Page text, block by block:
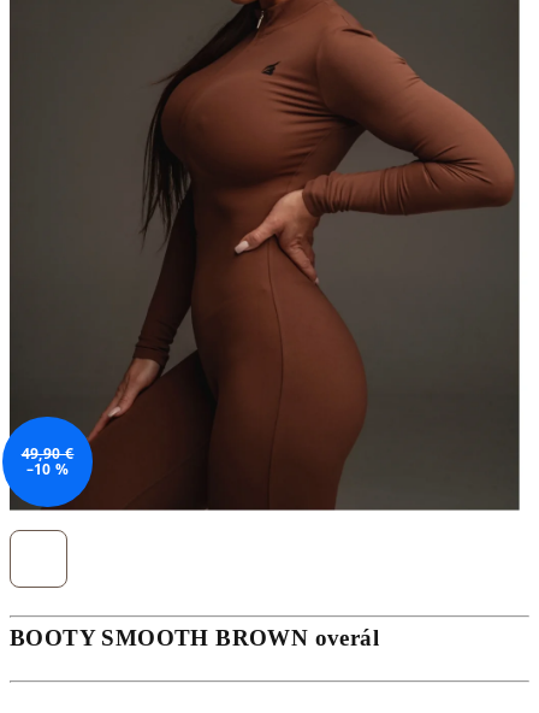
BOOTY SMOOTH BROWN overál
49,90 €
–10 %